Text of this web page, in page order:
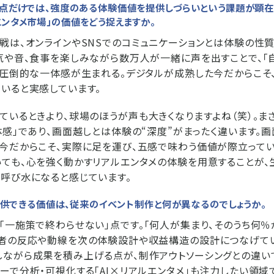
だけでは、強度のある体験価値を提供しづらいという課題が顕在
タメ市場」の価値をどう捉えますか。
は、オンラインやSNSでのコミュニケーションとは体験の性
や音、食事を楽しみながら数万人が一緒に声を出すことで、
圧倒的な一体感が生まれる。デジタルが成熟した今だからこ
ると実感しています。
いるときより、球場のほうが声も大きくなりますよね（笑）。
感」であり、画面越しとは体験の“深度”がまったく違います。
だからこそ、実際に足を運び、五感で味わう価値が際立って
も、心を強く動かすリアルエンタメの体験を用意することが
び水になると感じています。
できる価値は、従来のイベント制作と何が異なるのでしょうか。
一施策で終わらせない」点です。「何人が集まり、そのうち何
の反応や動線を次の体験設計や収益構造の設計につなげて
がら成果を積み上げる点が、制作アウトソーシングとの違い
で分析・可視化する「AI×リアルエンタメ」も注力したい領域